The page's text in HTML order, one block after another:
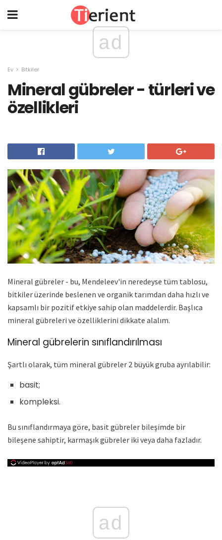
ad
Ev Bitkiler
Mineral gübreler - türleri ve
özellikleri
Mineral gübreler - bu, Mendeleev'in neredeyse tüm tablosu,
bitkiler üzerinde beslenen ve organik tarımdan daha hızlı ve
kapsamlı bir pozitif etkiye sahip olan maddelerdir. Başlıca
mineral gübreleri ve özelliklerini dikkate alalım.
Mineral gübrelerin sınıflandırılması
Şartlı olarak, tüm mineral gübreler 2 büyük gruba ayrılabilir:
basit;
kompleksi.
Bu sınıflandırmaya göre, basit gübreler bileşimde bir
bileşene sahiptir, karmaşık gübreler iki veya daha fazladır.
ad